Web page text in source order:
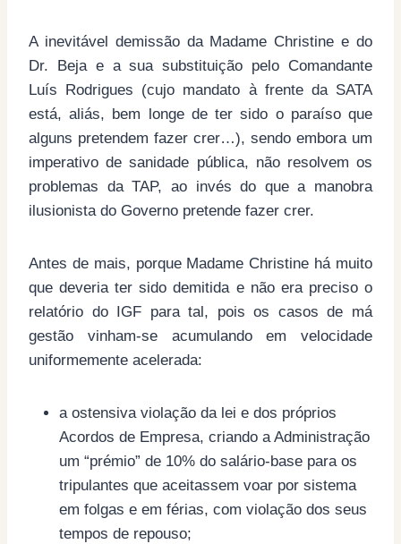
A inevitável demissão da Madame Christine e do
Dr. Beja e a sua substituição pelo Comandante
Luís Rodrigues (cujo mandato à frente da SATA
está, aliás, bem longe de ter sido o paraíso que
alguns pretendem fazer crer…), sendo embora um
imperativo de sanidade pública, não resolvem os
problemas da TAP, ao invés do que a manobra
ilusionista do Governo pretende fazer crer.
Antes de mais, porque Madame Christine há muito
que deveria ter sido demitida e não era preciso o
relatório do IGF para tal, pois os casos de má
gestão vinham-se acumulando em velocidade
uniformemente acelerada:
a ostensiva violação da lei e dos próprios
Acordos de Empresa, criando a Administração
um “prémio” de 10% do salário-base para os
tripulantes que aceitassem voar por sistema
em folgas e em férias, com violação dos seus
tempos de repouso;